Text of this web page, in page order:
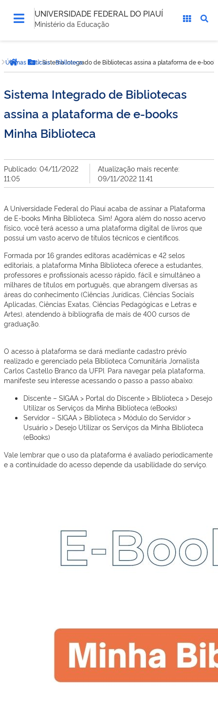
UNIVERSIDADE FEDERAL DO PIAUÍ
Ministério da Educação
está
aqui:Página inicial
Botão Menu
Últimas Notícias - Biblioteca
Sistema Integrado de Bibliotecas assina a plataforma de e-
Sistema Integrado de Bibliotecas
assina a plataforma de e-books
Minha Biblioteca
Publicado: 04/11/2022
11:05
Atualização mais recente:
09/11/2022 11:41
A Universidade Federal do Piauí acaba de assinar a Plataforma
de E-books Minha Biblioteca. Sim! Agora além do nosso acervo
físico, você terá acesso a uma plataforma digital de livros que
possui um vasto acervo de títulos técnicos e científicos.
Formada por 16 grandes editoras acadêmicas e 42 selos
editoriais, a plataforma Minha Biblioteca oferece a estudantes,
professores e profissionais acesso rápido, fácil e simultâneo a
milhares de títulos em português, que abrangem diversas as
áreas do conhecimento (Ciências Jurídicas, Ciências Sociais
Aplicadas, Ciências Exatas, Ciências Pedagógicas e Letras e
Artes), atendendo à bibliografia de mais de 400 cursos de
graduação.
O acesso à plataforma se dará mediante cadastro prévio
realizado e gerenciado pela Biblioteca Comunitária Jornalista
Carlos Castello Branco da UFPI. Para navegar pela plataforma,
manifeste seu interesse acessando o passo a passo abaixo:
Discente – SIGAA > Portal do Discente > Biblioteca > Desejo
Utilizar os Serviços da Minha Biblioteca (eBooks)
Servidor – SIGAA > Biblioteca > Módulo do Servidor >
Usuário > Desejo Utilizar os Serviços da Minha Biblioteca
(eBooks)
Vale lembrar que o uso da plataforma é avaliado periodicamente
e a continuidade do acesso depende da usabilidade do serviço.